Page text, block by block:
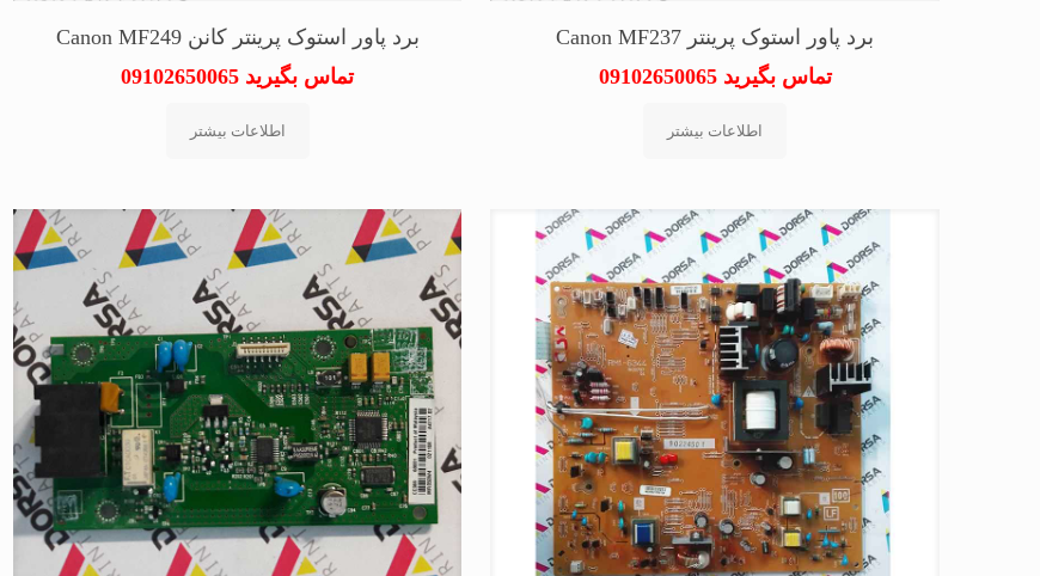
برد پاور استوک پرینتر Canon MF237
تماس بگیرید 09102650065
اطلاعات بیشتر
برد پاور استوک پرینتر کانن Canon MF249
تماس بگیرید 09102650065
اطلاعات بیشتر